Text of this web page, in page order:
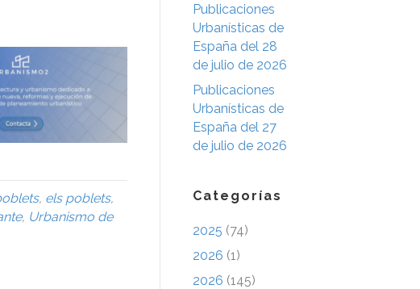
, els poblets,
, Urbanismo de
Publicaciones
Urbanísticas de
España del 28
de julio de 2026
Publicaciones
Urbanísticas de
España del 27
de julio de 2026
Categorías
2025 (74)
2026 (1)
2026 (145)